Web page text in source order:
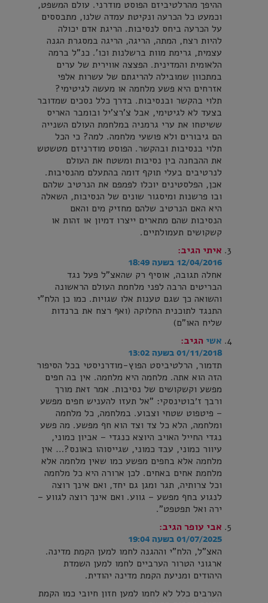
ההיפך מהרלטיביזם הפוסט מודרני. עולם המשפט,
וכמעט כל הכרעה ונקיטת עמדה שלנו, מתבססים
על הכרעה ביחס לנסיבות. הריגת אדם יכולה
להיות רצח, המתה, הריגה, הריגה במסגרת הגנה
עצמית, גרימת מוות ברשלנות וכו'. כנ"ל ברמה
הלאומית והמדינית. הפצצה אווירית של ערים
במתכוון שמובילה להריגתם של עשרות אלפי
אזרחים היא פשע מלחמה או מעשה לגיטימי?
תלוי בהקשר ובנסיבות. בדרך כלל נסכים שמדובר
בצעד לא לגיטימי, אבל צ'רצ'יל ובומבר האריס
ששיטחו את ערי גרמניה במלחמת העולם השנייה
הם גיבורים ולא פושעי מלחמה. למה? כי הכל
תלוי בנסיבות ובהקשר. הפוסט מודרניזם מטשטש
את ההבחנה בין נסיבות ומשטח את העולם
לנרטיבים בעלי תוקף דומה בהתעלם מהנסיבות.
אכן, הפלסטינים יוכלו לפמפם את הנרטיב שלהם
ובו פרשנות ומיסגור שונים של הנסיבות, השאלה
היא האם הנרטיב שלהם מחזיק מים והאם
הנסיבות שהם מתארים ייצרו דמיון או זהות או
קשקושים תעמולתיים.
איתי הגיב:
12/04/2016 בשעה 18:49
אחלה תגובה, אוסיף רק שהאצ"ל פעל נגד
הבריטים הרבה לפני מלחמת העולם הראשונה
והשואה כך שגם טענות אלו שגויות. כמו כן הלח"י
התנגד לתוכנית החלוקה (ואף רצח את ברנדות
שליח האו"ם)
אשי הגיב:
01/11/2018 בשעה 13:02
תדמור, הרלטיביסט הפוץ-מודרניסטי בכל הסיפור
הזה הוא אתה. מלחמה היא מלחמה. אין בה חפים
מפשע וקשקושים של נסיבות. אמר זאת מורך
ורבך ז׳בוטינסקי: "אל תעזו להעניש חפים מפשע
– פיטפוט שטחי וצבוע. במלחמה, כל מלחמה
ומלחמה, הלא כל צד וצד הוא חף מפשע. מה פשע
נגדי החייל האויב היוצא כנגדי – אביון כמוני,
עיוור כמוני, עבד כמוני, שגייסוהו באונס?… אין
מלחמה אלא בחפים מפשע כמו שאין מלחמה אלא
מלחמת אחים באחים. לכן ארורה היא כל מלחמה
וכל צרותיה, תגר ומגן גם יחד, ואם אינך רוצה
לנגוע בחף מפשע – גווע. ואם אינך רוצה לגווע –
ירה ואל תפטפט".
אבי עופר הגיב:
01/07/2025 בשעה 19:04
האצ"ל, הלח"י וההגנה לחמו למען הקמת מדינה.
ארגוני הטרור הערביים לחמו למען השמדת
היהודים ומניעת הקמת מדינה יהודית.
הערבים כלל לא לחמו למען חזון חיובי כמו הקמת